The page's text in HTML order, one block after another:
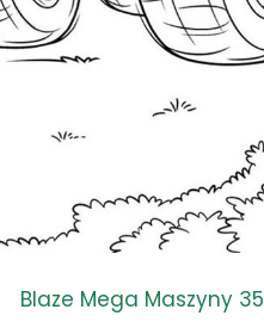
Blaze Mega Maszyny 35